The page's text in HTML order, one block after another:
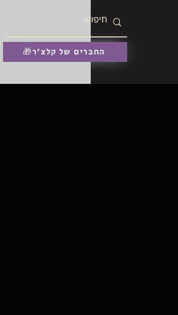
🎁החברים של קלצ'ר